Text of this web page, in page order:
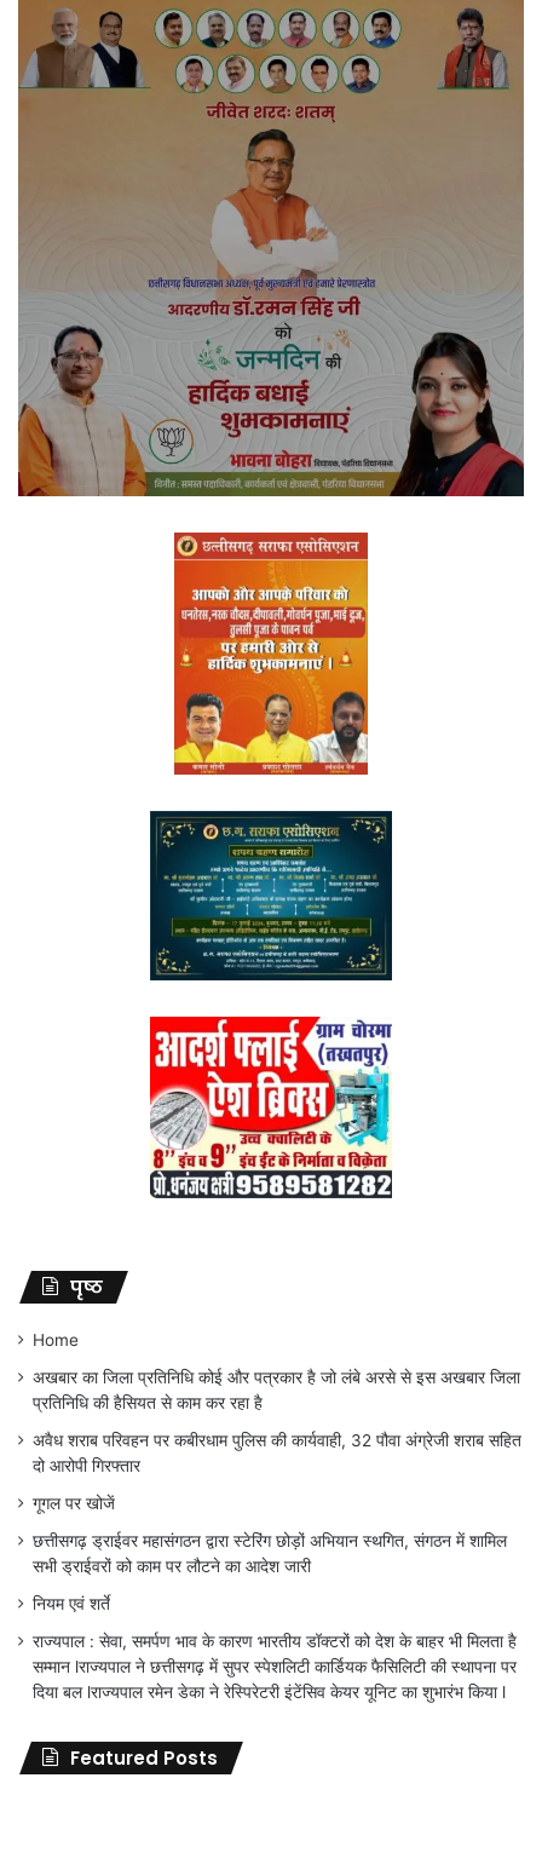
पृष्ठ
Home
अखबार का जिला प्रतिनिधि कोई और पत्रकार है जो लंबे अरसे से इस अखबार जिला
प्रतिनिधि की हैसियत से काम कर रहा है
अवैध शराब परिवहन पर कबीरधाम पुलिस की कार्यवाही, 32 पौवा अंग्रेजी शराब सहित
दो आरोपी गिरफ्तार
गूगल पर खोजें
छत्तीसगढ़ ड्राईवर महासंगठन द्वारा स्टेरिंग छोड़ों अभियान स्थगित, संगठन में शामिल
सभी ड्राईवरों को काम पर लौटने का आदेश जारी
नियम एवं शर्ते
राज्यपाल : सेवा, समर्पण भाव के कारण भारतीय डॉक्टरों को देश के बाहर भी मिलता है
सम्मान lराज्यपाल ने छत्तीसगढ़ में सुपर स्पेशलिटी कार्डियक फैसिलिटी की स्थापना पर
दिया बल lराज्यपाल रमेन डेका ने रेस्पिरेटरी इंटेंसिव केयर यूनिट का शुभारंभ किया l
Featured Posts